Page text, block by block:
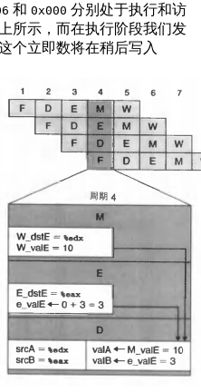
和 0x000 分别处于执行和访
所示，而在执行阶段我们发
个立即数将在稍后写入